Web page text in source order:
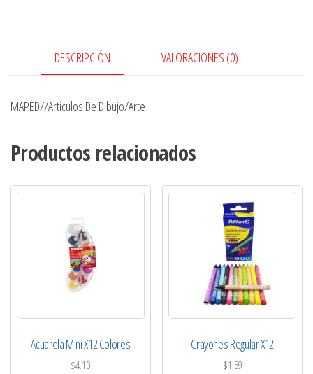
DESCRIPCIÓN VALORACIONES (0)
MAPED//Articulos De Dibujo/Arte
Productos relacionados
Acuarela Mini X12 Colores
$4.10
Crayones Regular X12
$1.59